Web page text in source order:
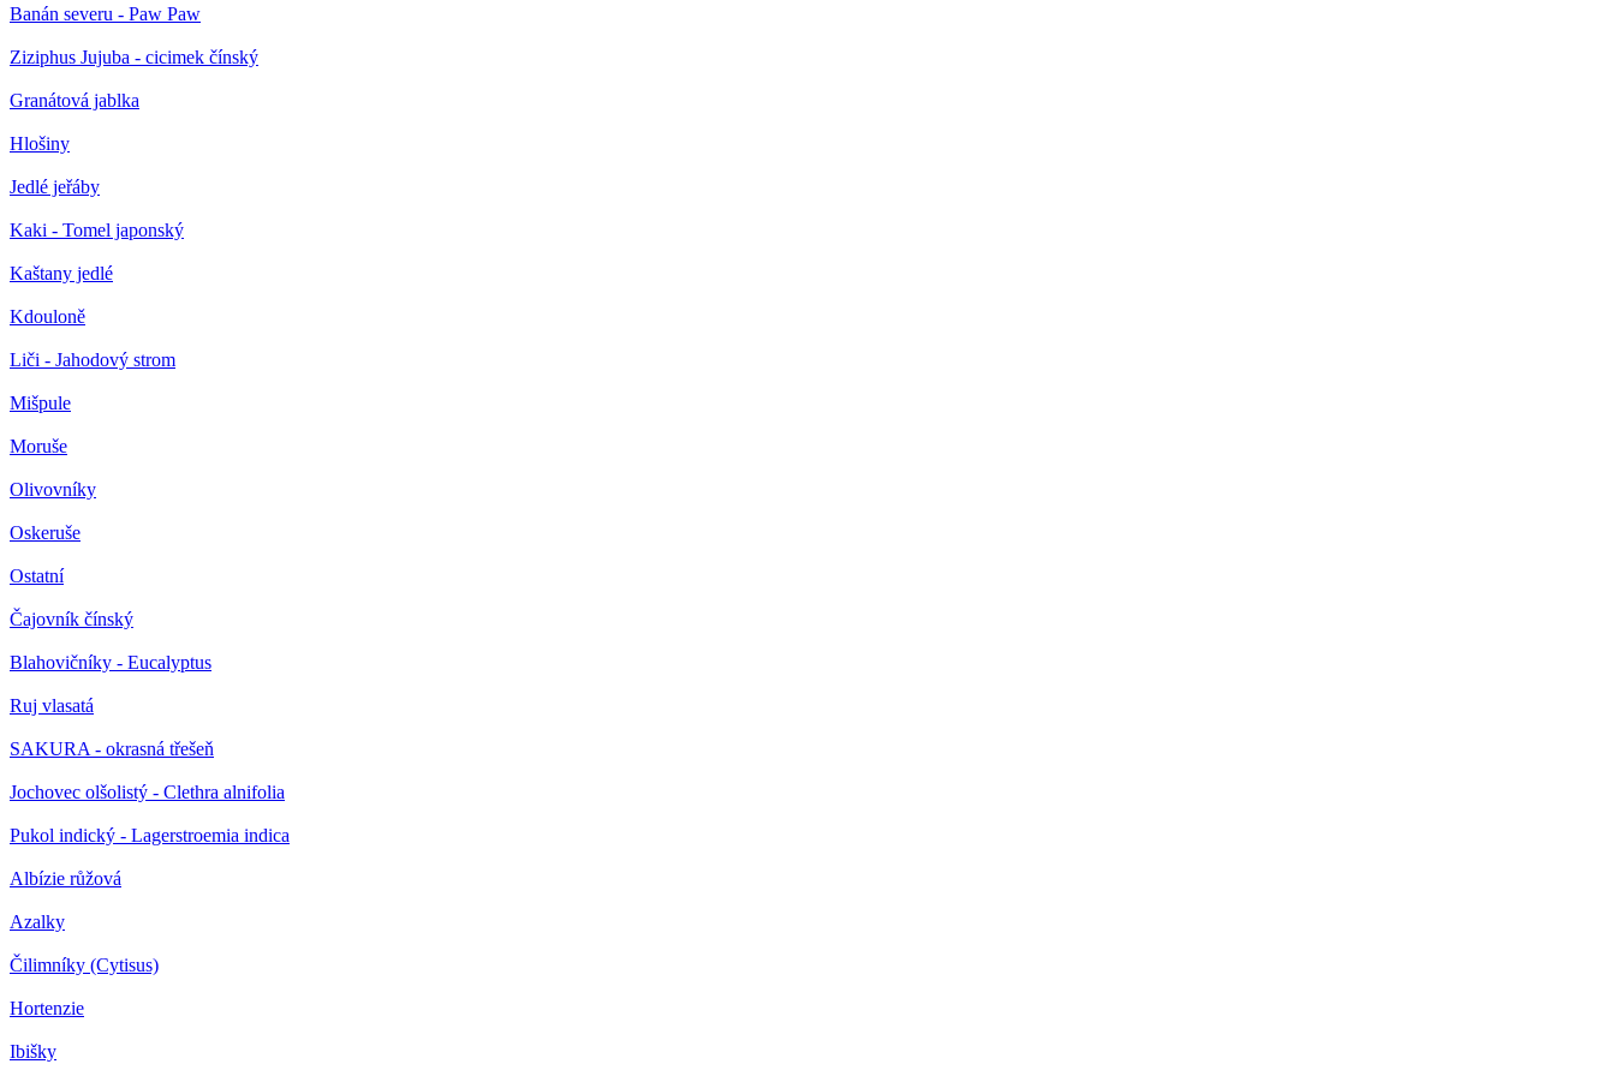
Banán severu - Paw Paw
Ziziphus Jujuba - cicimek čínský
Granátová jablka
Hlošiny
Jedlé jeřáby
Kaki - Tomel japonský
Kaštany jedlé
Kdouloně
Liči - Jahodový strom
Mišpule
Moruše
Olivovníky
Oskeruše
Ostatní
Čajovník čínský
Blahovičníky - Eucalyptus
Ruj vlasatá
SAKURA - okrasná třešeň
Jochovec olšolistý - Clethra alnifolia
Pukol indický - Lagerstroemia indica
Albízie růžová
Azalky
Čilimníky (Cytisus)
Hortenzie
Ibišky